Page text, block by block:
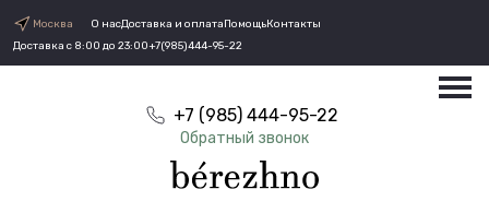
Москва О насДоставка и оплатаПомощьКонтакты
Доставка с 8:00 до 23:00+7(985)444-95-22
+7 (985) 444-95-22
Обратный звонок